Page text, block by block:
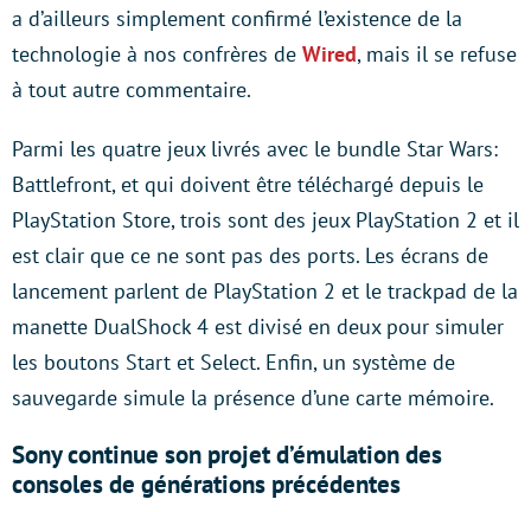
a d’ailleurs simplement confirmé l’existence de la
technologie à nos confrères de Wired, mais il se refuse
à tout autre commentaire.
Parmi les quatre jeux livrés avec le bundle Star Wars:
Battlefront, et qui doivent être téléchargé depuis le
PlayStation Store, trois sont des jeux PlayStation 2 et il
est clair que ce ne sont pas des ports. Les écrans de
lancement parlent de PlayStation 2 et le trackpad de la
manette DualShock 4 est divisé en deux pour simuler
les boutons Start et Select. Enfin, un système de
sauvegarde simule la présence d’une carte mémoire.
Sony continue son projet d’émulation des
consoles de générations précédentes